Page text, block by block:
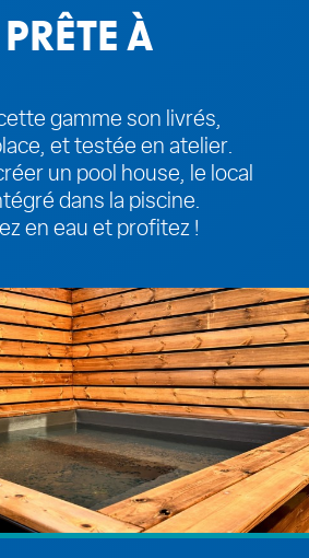
PRÊTE À
gamme son livrés,
et testée en atelier.
un pool house, le local
dans la piscine.
en eau et profitez !